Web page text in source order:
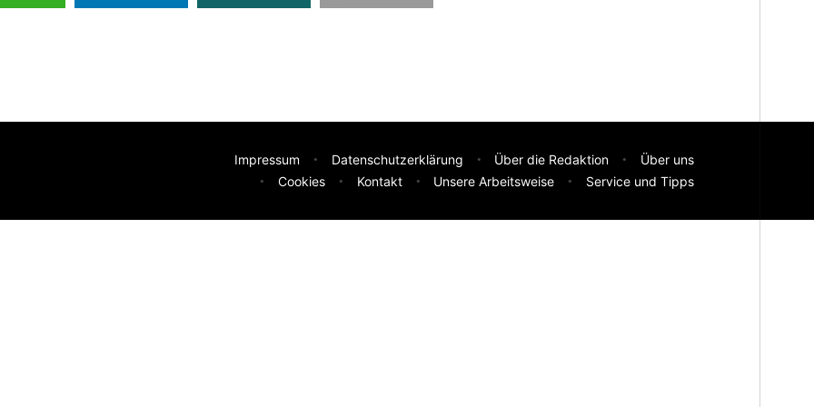
Impressum Datenschutzerklärung Über die Redaktion
Über uns
Cookies
Kontakt Unsere Arbeitsweise Service und Tipps